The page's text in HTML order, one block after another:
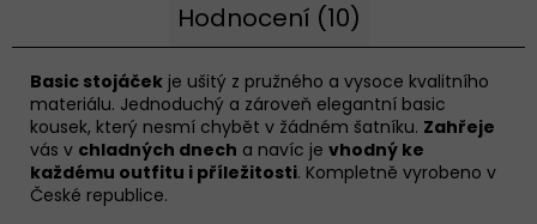
Hodnocení (10)
Basic stojáček je ušitý z pružného a vysoce kvalitního
materiálu. Jednoduchý a zároveň elegantní basic
kousek, který nesmí chybět v žádném šatníku. Zahřeje
vás v chladných dnech a navíc je vhodný ke
každému outfitu i příležitosti. Kompletně vyrobeno v
České republice.